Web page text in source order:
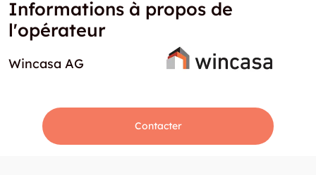
Informations à propos de
l'opérateur
Wincasa AG
Contacter